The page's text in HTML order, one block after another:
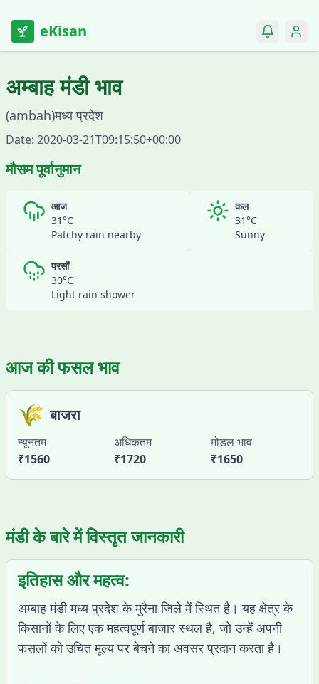
eKisan
अम्बाहमंडी भाव
(ambah)मध्य प्रदेश
Date: 2020-03-21T09:15:50+00:00
मौसम पूर्वानुमान
आज
31°C
Patchy rain nearby
कल
31°C
Sunny
परसों
30°C
Light rain shower
आज की फसल भाव
🌾 बाजरा
न्यूनतम
₹1560
अधिकतम
₹1720
मोडल भाव
₹1650
मंडी के बारे में विस्तृत जानकारी
इतिहास और महत्व:
अम्बाह मंडी मध्य प्रदेश के मुरैना जिले में स्थित है। यह क्षेत्र के
किसानों के लिए एक महत्वपूर्ण बाजार स्थल है, जो उन्हें अपनी
फसलों को उचित मूल्य पर बेचने का अवसर प्रदान करता है।